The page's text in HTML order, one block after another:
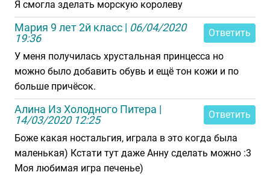
Я смогла зделать морскую королеву
Мария 9 лет 2й класс | 06/04/2020
19:36
Ответить
У меня получилась хрустальная принцесса но
можно было добавить обувь и ещё тон кожи и по
больше причёсок.
Алина Из Холодного Питера |
14/03/2020 12:25
Ответить
Боже какая ностальгия, играла в это когда была
маленькая) Кстати тут даже Анну сделать можно :3
Моя любимая игра печенье)